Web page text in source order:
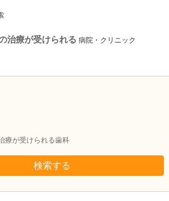
治療が受けられる 病院・クリニック
療が受けられる歯科
検索する
あずさクリニック